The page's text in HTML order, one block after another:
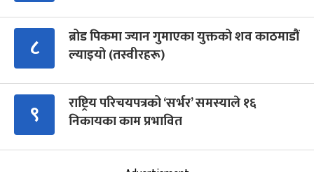
८
ब्रोड पिकमा ज्यान गुमाएका युक्तको शव काठमाडौं
ल्याइयो (तस्वीरहरू)
९
राष्ट्रिय परिचयपत्रको ‘सर्भर’ समस्याले १६
निकायका काम प्रभावित